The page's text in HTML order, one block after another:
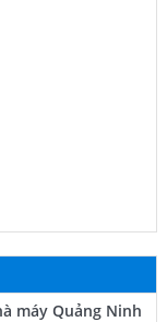
máy Quảng Ninh